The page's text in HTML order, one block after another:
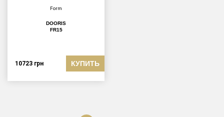
Form
DOORIS
FR15
10723 грн КУПИТЬ